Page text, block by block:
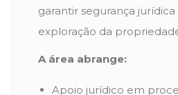
garantir segurança
exploração da
A área abrange:
Apoio jurídico em